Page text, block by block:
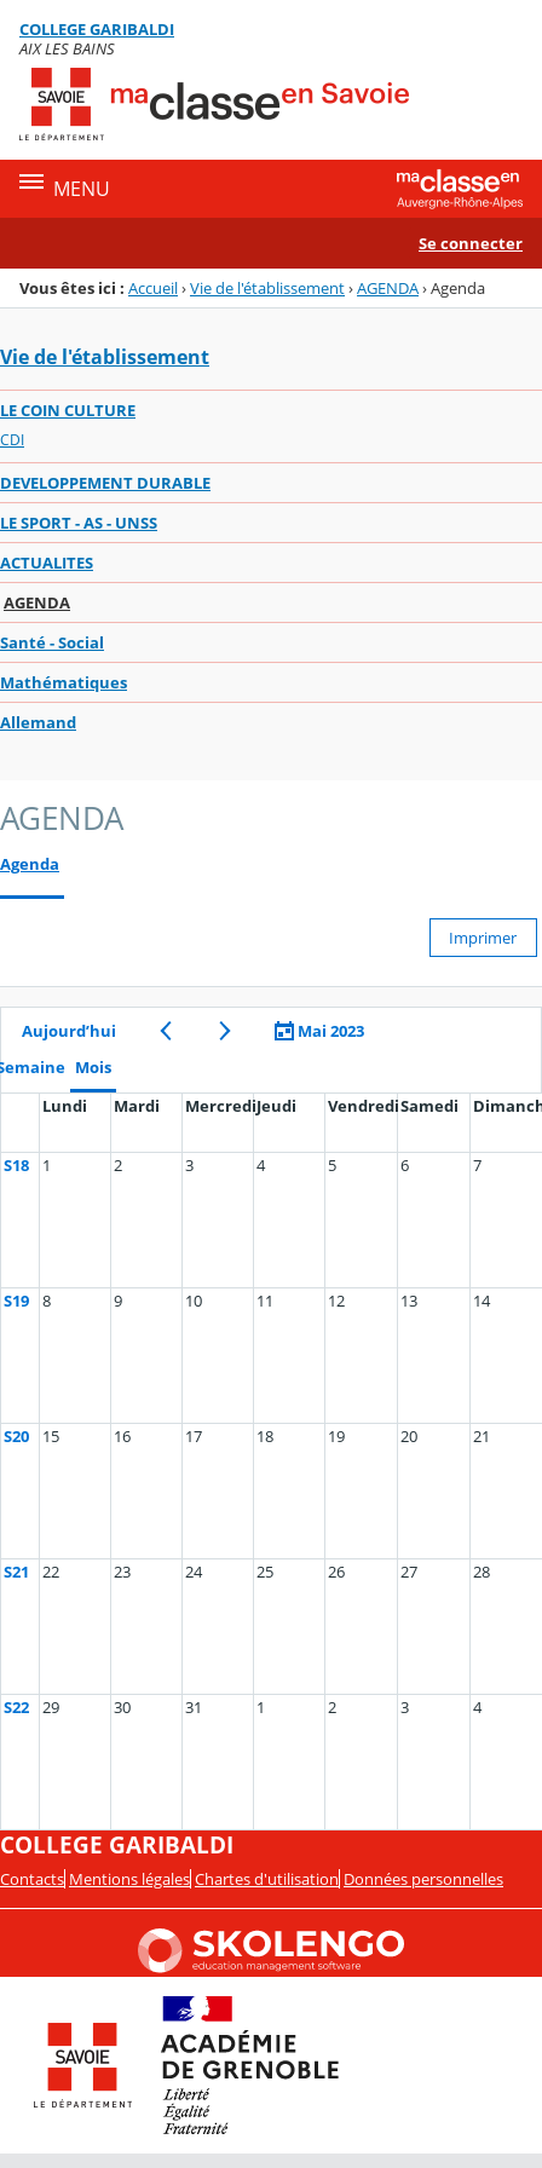
Menu de la rubrique
Contenu
COLLEGE GARIBALDI
AIX LES BAINS
MENU
Se connecter
Vous êtes ici : Accueil›Vie de l'établissement›AGENDA›Agenda
Vie de l'établissement
LE COIN CULTURE
CDI
DEVELOPPEMENT DURABLE
LE SPORT - AS - UNSS
ACTUALITES
AGENDA
Santé - Social
Mathématiques
Allemand
AGENDA
Agenda
Imprimer
Aujourd’hui
Mai 2023
Mois
Lundi
Mardi MercrediJeudi VendrediSamedi
S18 1 2 3 4 5 6 7
S19 8 9 10 11 12 13 14
S20 15 16 17 18 19 20 21
S21 22 23 24 25 26 27 28
S22 29 30 31 1 2 3 4
COLLEGE GARIBALDI
Contacts Mentions légales Chartes d'utilisation Données personnelles